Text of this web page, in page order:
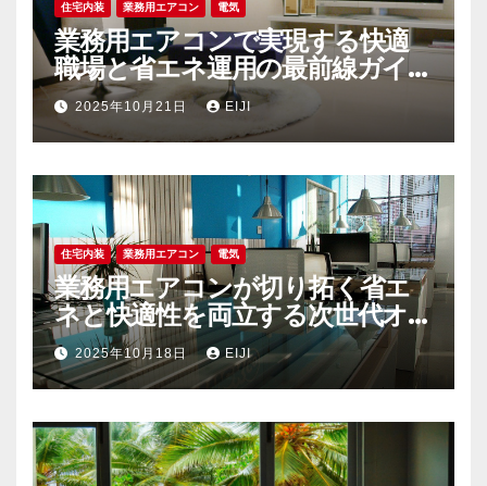
住宅内装 業務用エアコン 電気
業務用エアコンで実現する快適
職場と省エネ運用の最前線ガイ
ド2025年10月21日 EIJI
住宅内装 業務用エアコン 電気
業務用エアコンが切り拓く省エ
ネと快適性を両立する次世代オ
フィス空調戦略
2025年10月18日 EIJI